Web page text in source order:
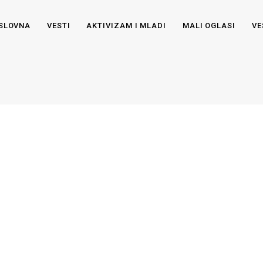
VESTI AKTIVIZAM I MLADI MALI OGLASI